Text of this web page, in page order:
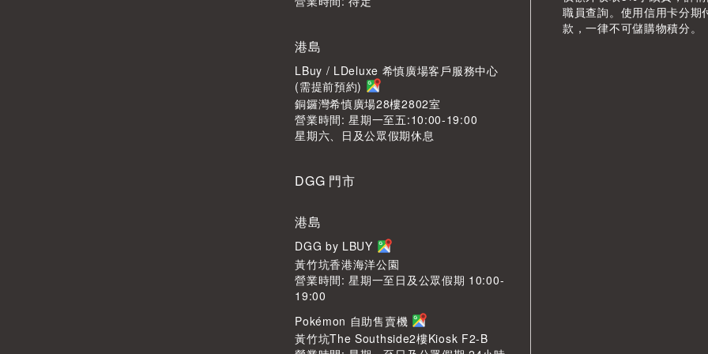
港島
LBuy / LDeluxe 希慎廣場客戶服務中心
(需提前預約)
銅鑼灣希慎廣場28樓2802室
營業時間: 星期一至五:10:00-19:00
星期六、日及公眾假期休息
DGG 門市
港島
DGG by LBUY
黃竹坑香港海洋公園
營業時間: 星期一至日及公眾假期 10:00-
19:00
Pokémon 自助售賣機
黃竹坑The Southside2樓Kiosk F2-B
職員查詢。使用信用卡分期
款，一律不可儲購物積分。